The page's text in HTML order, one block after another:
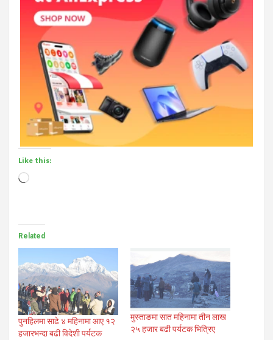
Like this:
Loading…
Related
पुनहिलमा साढे ४ महिनामा आए १२
हजारभन्दा बढी विदेशी पर्यटक
मुस्ताङमा सात महिनामा तीन लाख
२५ हजार बढी पर्यटक भित्रिए